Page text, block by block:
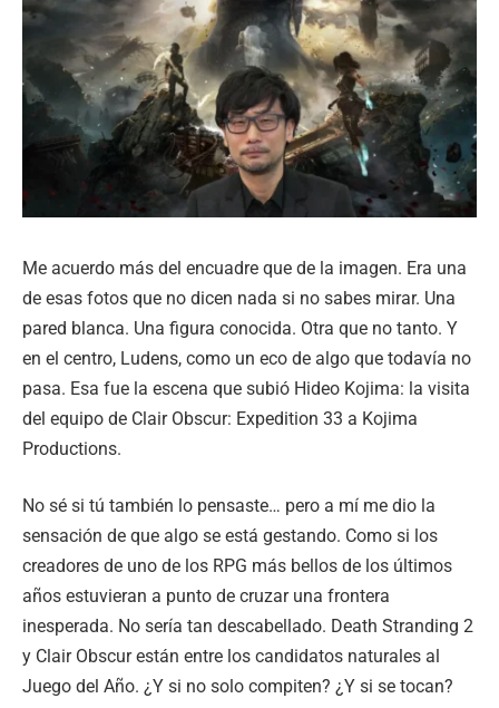
Me acuerdo más del encuadre que de la imagen. Era una
de esas fotos que no dicen nada si no sabes mirar. Una
pared blanca. Una figura conocida. Otra que no tanto. Y
en el centro, Ludens, como un eco de algo que todavía no
pasa. Esa fue la escena que subió Hideo Kojima: la visita
del equipo de Clair Obscur: Expedition 33 a Kojima
Productions.
No sé si tú también lo pensaste… pero a mí me dio la
sensación de que algo se está gestando. Como si los
creadores de uno de los RPG más bellos de los últimos
años estuvieran a punto de cruzar una frontera
inesperada. No sería tan descabellado. Death Stranding 2
y Clair Obscur están entre los candidatos naturales al
Juego del Año. ¿Y si no solo compiten? ¿Y si se tocan?